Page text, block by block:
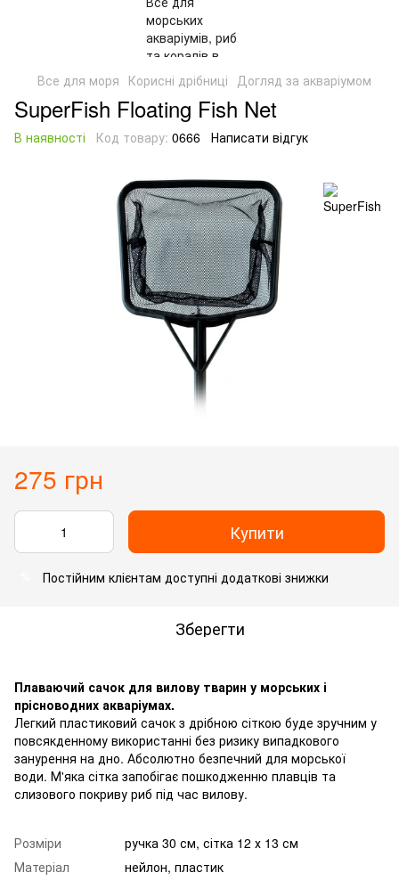
Все для моря Корисні дрібниці Догляд за акваріумом
SuperFish Floating Fish Net
В наявності Код товару: 0666 Написати відгук
275 грн
Купити
Постійним клієнтам доступні додаткові знижки
Зберегти
Плаваючий сачок для вилову тварин у морських і
прісноводних акваріумах.
Легкий пластиковий сачок з дрібною сіткою буде зручним у
повсякденному використанні без ризику випадкового
занурення на дно. Абсолютно безпечний для морської
води. М'яка сітка запобігає пошкодженню плавців та
слизового покриву риб під час вилову.
Розміри
ручка 30 см, сітка 12 х 13 см
Матеріал
нейлон, пластик